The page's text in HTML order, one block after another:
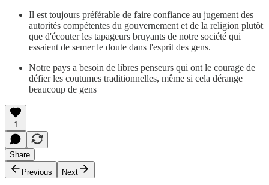
Il est toujours préférable de faire confiance au jugement des
autorités compétentes du gouvernement et de la religion plutôt
que d'écouter les tapageurs bruyants de notre société qui
essaient de semer le doute dans l'esprit des gens.
Notre pays a besoin de libres penseurs qui ont le courage de
défier les coutumes traditionnelles, même si cela dérange
beaucoup de gens
1
Share
Previous
Next